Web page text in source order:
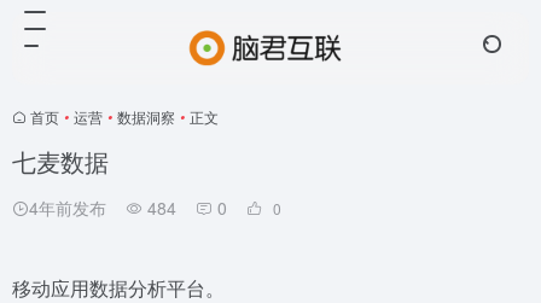
首页 • 运营 • 数据洞察 • 正文
七麦数据
4年前发布 484 0 0
移动应用数据分析平台。